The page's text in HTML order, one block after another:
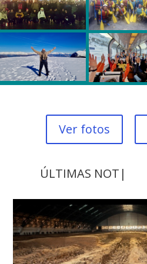
Ver fotos
ÚLTIMAS NOTICIAS